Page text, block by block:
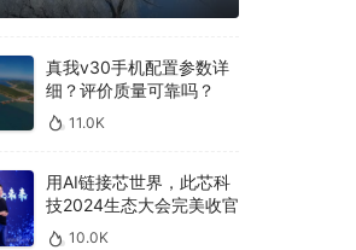
真我v30手机配置参数详
细？评价质量可靠吗？
11.0K
用AI链接芯世界，此芯科
技2024生态大会完美收官
10.0K